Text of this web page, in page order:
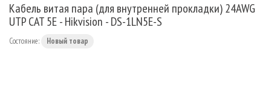
Кабель витая пара (для внутренней прокладки) 24AWG
UTP CAT 5E - Hikvision - DS-1LN5E-S
Состояние: Новый товар